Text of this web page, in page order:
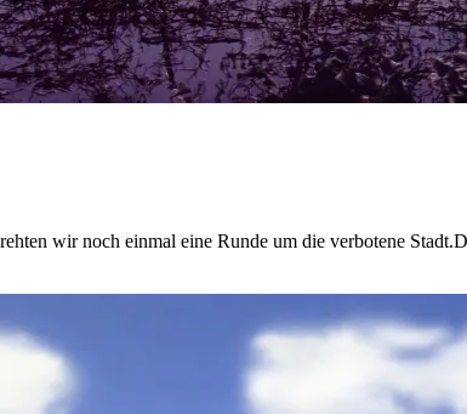
wir noch einmal eine Runde um die verbotene